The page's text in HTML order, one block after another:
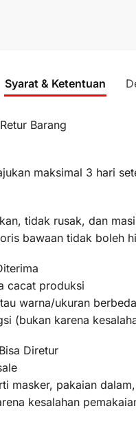
Syarat & Ketentuan
Barang
maksimal 3 hari
tidak rusak, dan
bawaan tidak boleh
cacat produksi
warna/ukuran
(bukan karena
Diretur
masker, pakaian
kesalahan